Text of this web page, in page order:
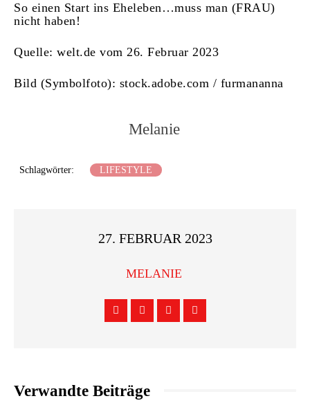
So einen Start ins Eheleben…muss man (FRAU)
nicht haben!
Quelle: welt.de vom 26. Februar 2023
Bild (Symbolfoto): stock.adobe.com / furmananna
Melanie
Schlagwörter: LIFESTYLE
27. FEBRUAR 2023
MELANIE
Verwandte Beiträge